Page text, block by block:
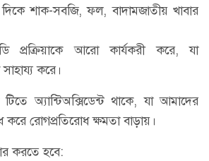
শাক-সবজি, ফল, বাদামজাতীয় খাবার
প্রক্রিয়াকে আরো কার্যকরী করে, যা
করে।
অ্যান্টিঅক্সিডেন্ট থাকে, যা আমাদের
করে রোগপ্রতিরোধ ক্ষমতা বাড়ায়।
করতে হবে: